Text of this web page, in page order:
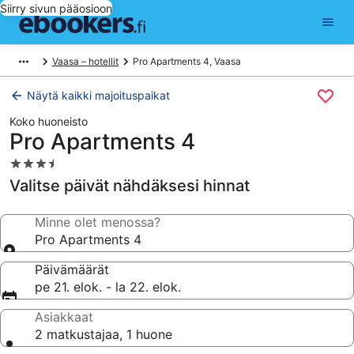
Siirry sivun pääosioon
Vaasa – hotellit Pro Apartments 4, Vaasa
Näytä kaikki majoituspaikat
Koko huoneisto
Pro Apartments 4
3.5
tähden
majoituspaikka
Valitse päivät nähdäksesi hinnat
Minne olet menossa?
Pro Apartments 4
Päivämäärät
pe 21. elok. - la 22. elok.
Asiakkaat
2 matkustajaa, 1 huone